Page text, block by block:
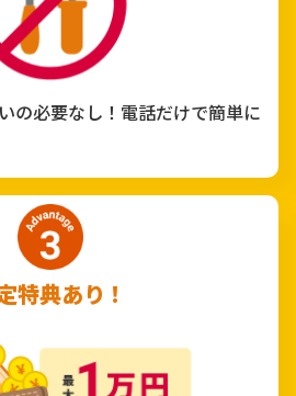
の必要なし！電話だけで簡単に
特典あり！